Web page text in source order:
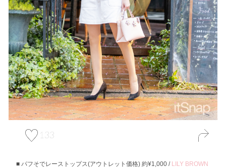
133
パフそでレーストップス(アウトレット価格) 約¥1,000 / LILY BROWN